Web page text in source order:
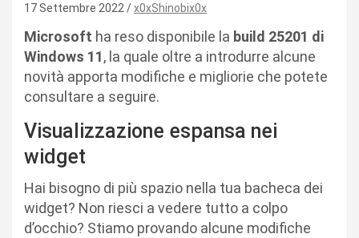
17 Settembre 2022 x0xShinobix0x
Microsoft ha reso disponibile la build 25201 di
Windows 11, la quale oltre a introdurre alcune
novità apporta modifiche e migliorie che potete
consultare a seguire.
Visualizzazione espansa nei
widget
Hai bisogno di più spazio nella tua bacheca dei
widget? Non riesci a vedere tutto a colpo
d’occhio? Stiamo provando alcune modifiche